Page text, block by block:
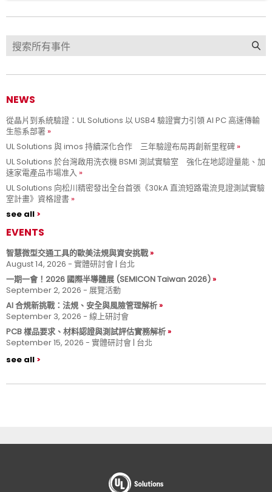
NEWS
從晶片到系統驗證：UL Solutions 以 USB4 驗證實力引領 AI PC 高速傳輸
生態系部署
UL Solutions 與 imos 持續深化合作 三年驗證布局再創新里程碑
UL Solutions 於台灣啟用洗衣機 BSMI 測試實驗室 強化在地認證量能、加
速家電產品市場准入
UL Solutions 向松川精密發出全台首張《30kA 直流短路電流見證測試實驗
室計畫》資格證書
see all
EVENTS
智慧微型交通工具的歐美法規與資安挑戰
August 14, 2026 - 實體研討會 | 台北
一期一會！2026 國際半導體展 (SEMICON Taiwan 2026)
September 2, 2026 - 展覽活動
AI 合規新挑戰：法規、安全與風險管理解析
September 3, 2026 - 線上研討會
PCB 樣品要求、材料認證與測試評估實務解析
September 15, 2026 - 實體研討會 | 台北
see all